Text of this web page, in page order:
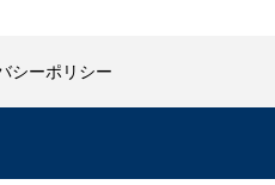
シーポリシー